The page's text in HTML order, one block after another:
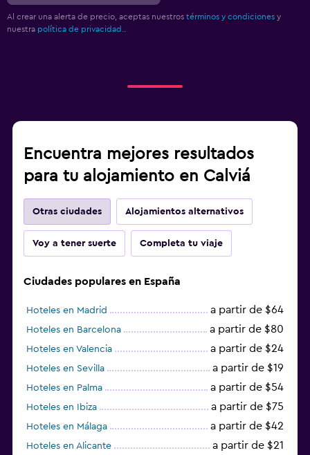
Radio
Lavandería
Servicios de lavandería/tintorería
Plancha para pantalones
Plancha y tabla de planchar
Carga de vehículos eléctricos
Valet parking
Zona de trabajo
Escritorio
Al crear una alerta de precio, aceptas nuestros términos y condiciones y
nuestra política de privacidad.
Encuentra mejores resultados
para tu alojamiento en Calviá
Otras ciudades Alojamientos alternativos
Voy a tener suerte Completa tu viaje
Ciudades populares en España
Hoteles en Madrid a partir de $64
Hoteles en Barcelona a partir de $80
Hoteles en Valencia a partir de $24
Hoteles en Sevilla a partir de $19
Hoteles en Palma a partir de $54
Hoteles en Ibiza a partir de $75
Hoteles en Málaga a partir de $42
Hoteles en Alicante a partir de $21